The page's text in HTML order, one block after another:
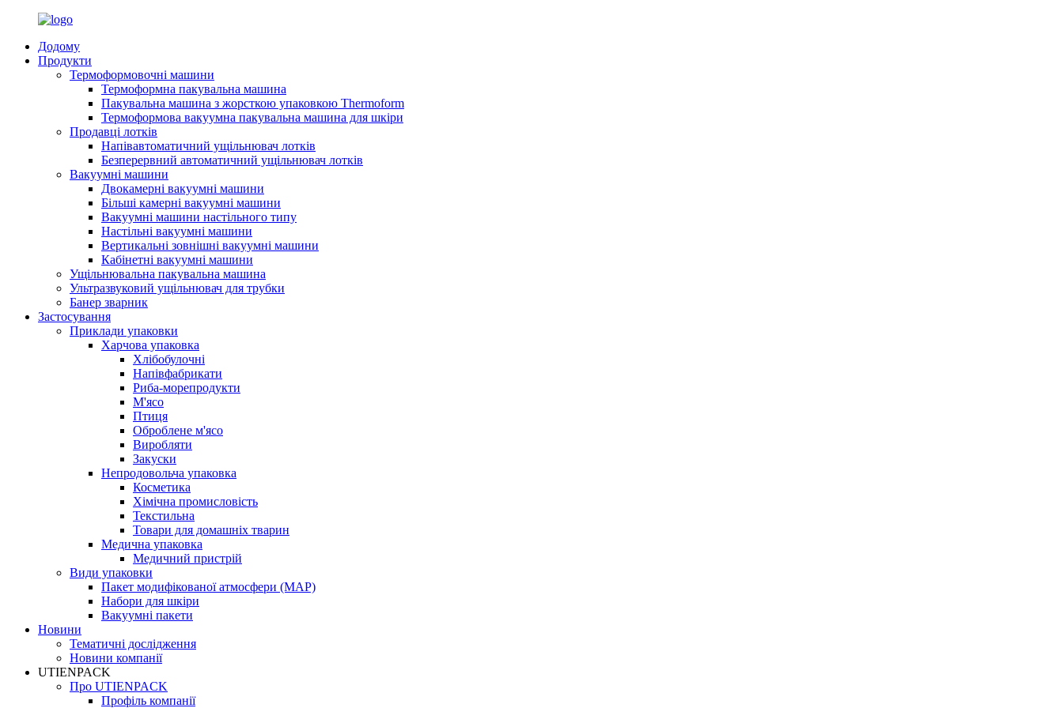
Додому
Продукти
Термоформовочні машини
Термоформна пакувальна машина
Пакувальна машина з жорсткою упаковкою Thermoform
Термоформова вакуумна пакувальна машина для шкіри
Продавці лотків
Напівавтоматичний ущільнювач лотків
Безперервний автоматичний ущільнювач лотків
Вакуумні машини
Двокамерні вакуумні машини
Більші камерні вакуумні машини
Вакуумні машини настільного типу
Настільні вакуумні машини
Вертикальні зовнішні вакуумні машини
Кабінетні вакуумні машини
Ущільнювальна пакувальна машина
Ультразвуковий ущільнювач для трубки
Банер зварник
Застосування
Приклади упаковки
Харчова упаковка
Хлібобулочні
Напівфабрикати
Риба-морепродукти
М'ясо
Птиця
Оброблене м'ясо
Виробляти
Закуски
Непродовольча упаковка
Косметика
Хімічна промисловість
Текстильна
Товари для домашніх тварин
Медична упаковка
Медичний пристрій
Види упаковки
Пакет модифікованої атмосфери (MAP)
Набори для шкіри
Вакуумні пакети
Новини
Тематичні дослідження
Новини компанії
UTIENPACK
Про UTIENPACK
Профіль компанії